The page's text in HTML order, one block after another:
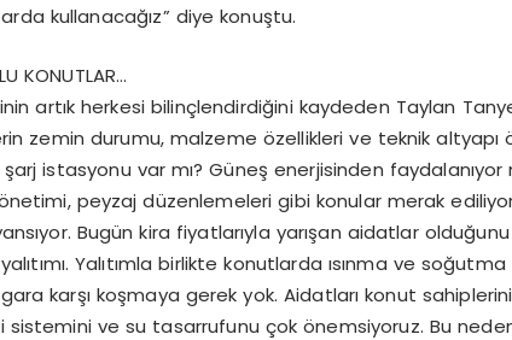
kullanacağız” diye konuştu.
KONUTLAR…
artık herkesi bilinçlendirdiğini kaydeden Taylan
zemin durumu, malzeme özellikleri ve teknik altyapı
istasyonu var mı? Güneş enerjisinden faydalanıyor
peyzaj düzenlemeleri gibi konular merak
Bugün kira fiyatlarıyla yarışan aidatlar
Yalıtımla birlikte konutlarda ısınma ve
karşı koşmaya gerek yok. Aidatları konut
ve su tasarrufunu çok önemsiyoruz. Bu